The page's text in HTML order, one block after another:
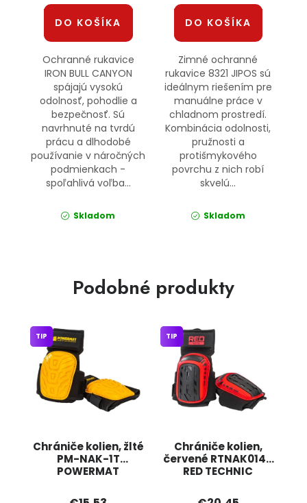
DO KOŠÍKA
Ochranné rukavice
IRON BULL CANYON
spájajú vysokú
odolnosť, pohodlie a
bezpečnosť. Sú
navrhnuté na tvrdú
prácu a dlhodobé
používanie v náročných
podmienkach -
spoľahlivá voľba...
Skladom
DO KOŠÍKA
Zimné ochranné
rukavice 8321 JIPOS sú
ideálnym riešením pre
manuálne práce v
chladnom prostredí.
Kombinácia odolnosti,
pružnosti a
protišmykového
povrchu z nich robí
skvelú...
Skladom
Podobné produkty
Chrániče kolien, žlté
PM-NAK-1T
POWERMAT
TIP
Chrániče kolien,
červené RTNAK0146
RED TECHNIC
TIP